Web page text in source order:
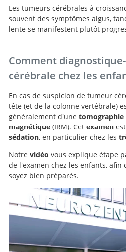
Les tumeurs cérébrales à
souvent des symptômes aigus,
lente se manifestent plutôt
Comment
cérébrale chez les
En cas de suspicion de tumeur
tête (et de la colonne vertébrale)
généralement d'une tomographie
magnétique(IRM). Cet examenest
sédation, en particulier chez les
Notre vidéo vous explique étape
de l'examen chez les enfants, afin
soyez bien préparés.